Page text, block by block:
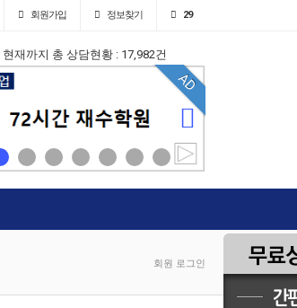
회원가입 정보찾기 29
현재까지 총 상담현황 : 17,982건
AD
회원 로그인